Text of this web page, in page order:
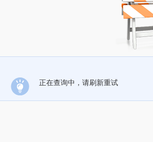
正在查询中，请刷新重试